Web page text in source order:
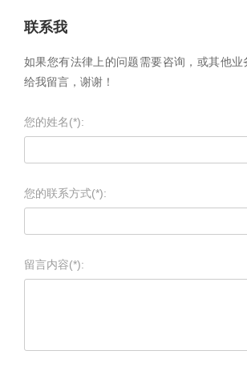
联系我
如果您有法律上的问题需要咨询，或其他
给我留言，谢谢！
您的姓名(*):
您的联系方式(*):
留言内容(*):